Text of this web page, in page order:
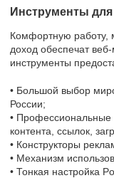
Инструменты
Комфортную работу,
доход обеспечат
инструменты
• Большой выбор
России;
• Профессиональные
контента, ссылок,
• Конструкторы
• Механизм
• Тонкая настройка